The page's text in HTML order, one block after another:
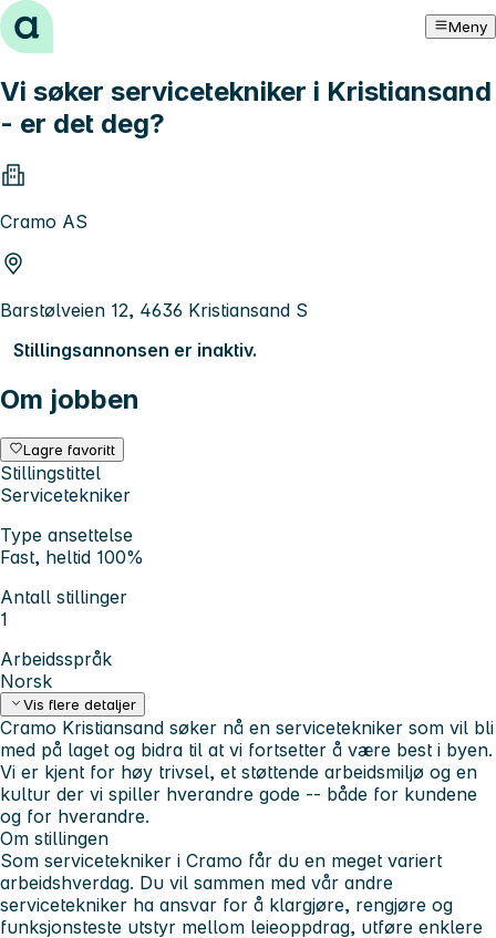
Hopp til innhold Meny
Vi søker servicetekniker i Kristiansand
- er det deg?
Cramo AS
Barstølveien 12, 4636 Kristiansand S
Stillingsannonsen er inaktiv.
Om jobben
Lagre favoritt
Stillingstittel
Servicetekniker
Type ansettelse
Fast, heltid 100%
Antall stillinger
1
Arbeidsspråk
Norsk
Vis flere detaljer
Cramo Kristiansand søker nå en servicetekniker som vil bli
med på laget og bidra til at vi fortsetter å være best i byen.
Vi er kjent for høy trivsel, et støttende arbeidsmiljø og en
kultur der vi spiller hverandre gode -- både for kundene
og for hverandre.
Om stillingen
Som servicetekniker i Cramo får du en meget variert
arbeidshverdag. Du vil sammen med vår andre
servicetekniker ha ansvar for å klargjøre, rengjøre og
funksjonsteste utstyr mellom leieoppdrag, utføre enklere